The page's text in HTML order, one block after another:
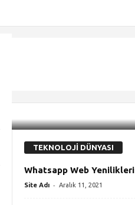
TEKNOLOJİ DÜNYASI
Whatsapp Web Yenilikleri
Site Adı - Aralık 11, 2021